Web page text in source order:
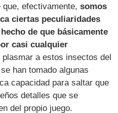
que, efectivamente,somos
ciertas peculiaridades
de que básicamente
casi cualquier
a estos insectos del
han tomado algunas
capacidad para saltar que
detalles que se
del propio juego.